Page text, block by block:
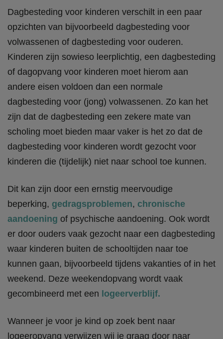
Dagbesteding voor kinderen verschilt in een paar
opzichten van bijvoorbeeld dagbesteding voor
volwassenen of dagbesteding voor ouderen.
Kinderen zijn sowieso leerplichtig, een dagbesteding
of dagopvang voor kinderen moet hierom aan
andere eisen voldoen dan een normale
dagbesteding voor (jong) volwassenen. Zo kan het
zijn dat de dagbesteding een zekere mate van
scholing moet bieden maar vaker is het zo dat de
dagbesteding voor kinderen wordt gezocht voor
kinderen die (tijdelijk) niet naar school toe kunnen.
Dit kan zijn door een ernstig meervoudige
beperking, gedragsproblemen, chronische
aandoening of psychische aandoening. Ook wordt
er door ouders vaak gezocht naar een dagbesteding
waar kinderen buiten de schooltijden naar toe
kunnen gaan, bijvoorbeeld tijdens vakanties of in het
weekend. Deze weekendopvang wordt vaak
gecombineerd met een logeerverblijf.
Wanneer je voor je kind op zoek bent naar
logeeropvang verwijzen wij je graag door naar